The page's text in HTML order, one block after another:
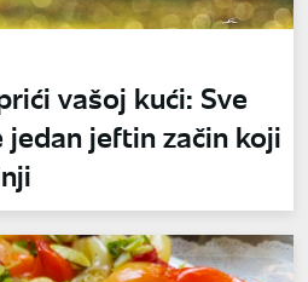
vašoj kući: Sve
jeftin začin koji